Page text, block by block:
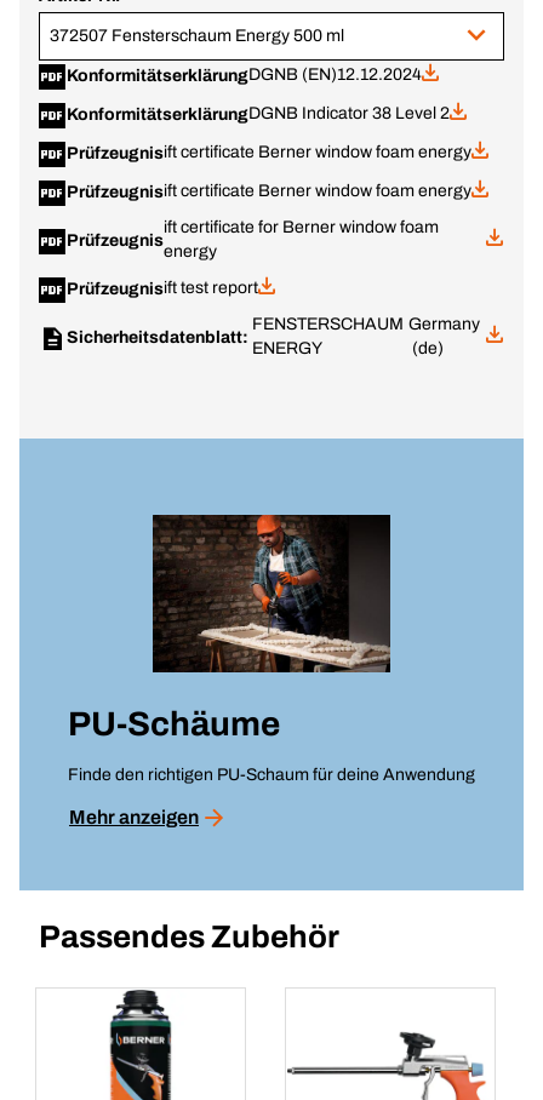
372507 Fensterschaum Energy 500 ml
KonformitätserklärungDGNB (EN)12.12.2024
KonformitätserklärungDGNB Indicator 38 Level 2
Prüfzeugnisift certificate Berner window foam energy
Prüfzeugnisift certificate Berner window foam energy
Prüfzeugnis
ift certificate for Berner window foam
energy
Prüfzeugnisift test report
Sicherheitsdatenblatt:
FENSTERSCHAUM
ENERGY
Germany
(de)
PU-Schäume
Finde den richtigen PU-Schaum für deine Anwendung
Mehr anzeigen
Passendes Zubehör